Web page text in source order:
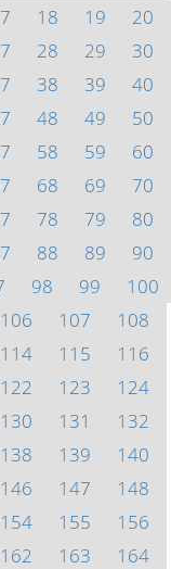
18 19
20
28 29
30
38 39
40
48 49
50
58 59
60
68 69
70
78 79
80
88 89
90
98 99
100
106 107
108
114 115
116
122 123
124
130 131
132
138 139
140
146 147
148
154 155
156
162 163
164